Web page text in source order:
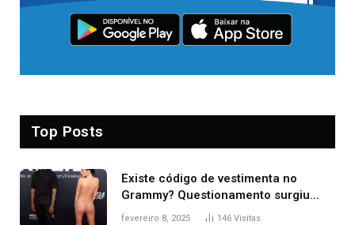
Top Posts
Existe código de vestimenta no
Grammy? Questionamento surgiu
após Bianca Censori, mulher de
fevereiro 8, 2025 146 Visitas